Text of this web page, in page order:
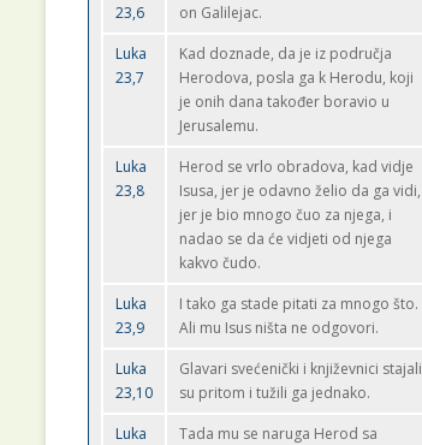
23,6
on Galilejac.
Luka
23,7
Kad doznade, da je iz područja
Herodova, posla ga k Herodu, koji
je onih dana također boravio u
Jerusalemu.
Luka
23,8
Herod se vrlo obradova, kad vidje
Isusa, jer je odavno želio da ga vidi,
jer je bio mnogo čuo za njega, i
nadao se da će vidjeti od njega
kakvo čudo.
Luka
23,9
I tako ga stade pitati za mnogo što.
Ali mu Isus ništa ne odgovori.
Luka
23,10
Glavari svećenički i književnici stajali
su pritom i tužili ga jednako.
Luka
Tada mu se naruga Herod sa